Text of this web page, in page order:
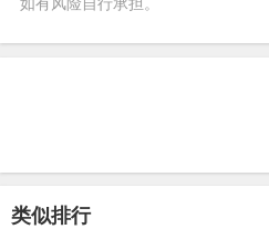
如有风险自行承担。
类似排行